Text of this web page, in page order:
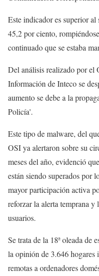
Este indicador es superior
45,2 por ciento,
continuado que se estaba
Del análisis realizado por el
Información de Inteco se
aumento se debe a la
Policía'.
Este tipo de malware, del
OSI ya alertaron sobre su
meses del año, evidenció
están siendo superados por
mayor participación activa
reforzar la alerta temprana
usuarios.
Se trata de la 18ª oleada de
la opinión de 3.646 hogares
remotas a ordenadores